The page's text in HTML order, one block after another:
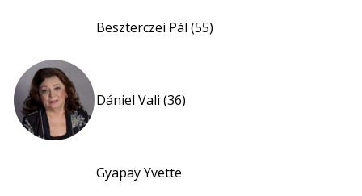
Beszterczei Pál (55)
Dániel Vali (36)
Gyapay Yvette